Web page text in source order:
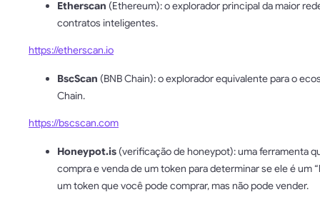
Etherscan (Ethereum): o explorador principal da maior
contratos inteligentes.
https://etherscan.io
BscScan (BNB Chain): o explorador equivalente para o
Chain.
https://bscscan.com
Honeypot.is (verificação de honeypot): uma ferramenta
compra e venda de um token para determinar se ele é um
um token que você pode comprar, mas não pode vender.